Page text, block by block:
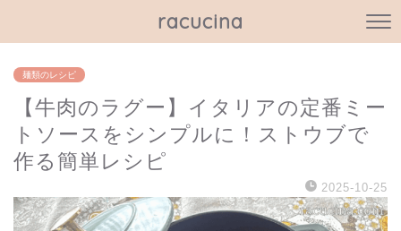
racucina
麺類のレシピ
【牛肉のラグー】イタリアの定番ミー
トソースをシンプルに！ストウブで
作る簡単レシピ
2025-10-25